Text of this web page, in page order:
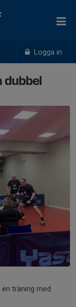
Logga in
dubbel
träning med